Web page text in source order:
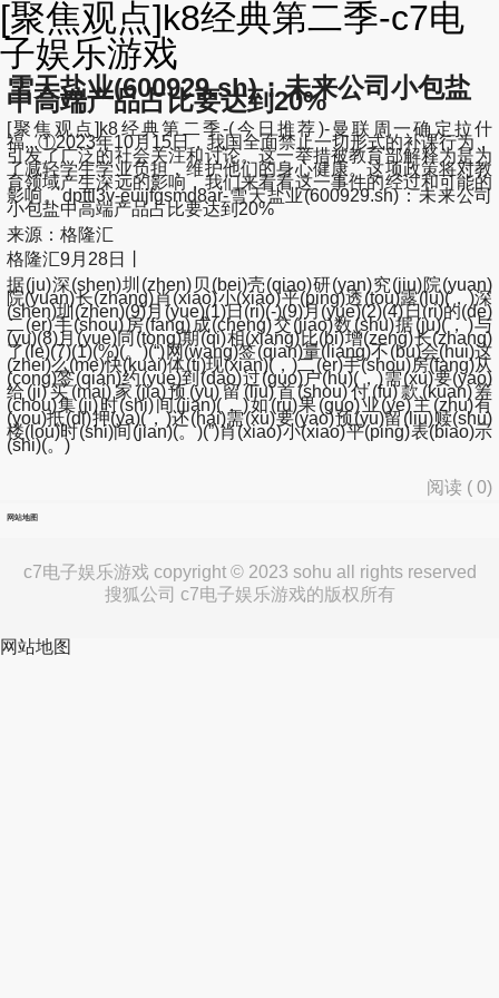
[聚焦观点]k8经典第二季-c7电
子娱乐游戏
雪天盐业(600929.sh)：未来公司小包盐
中高端产品占比要达到20%
[聚焦观点]k8经典第二季-(今日推荐)-曼联周一确定拉什
福...①2023年10月15日，我国全面禁止一切形式的补课行为，
引发了广泛的社会关注和讨论。这一举措被教育部解释为是为
了减轻学生学业负担，维护他们的身心健康。这项政策将对教
育领域产生深远的影响，我们来看看这一事件的经过和可能的
影响。dpftl3v-euijfgsmd8ar-雪天盐业(600929.sh)：未来公司
小包盐中高端产品占比要达到20%
来源：格隆汇
格隆汇9月28日丨
据(ju)深(shen)圳(zhen)贝(bei)壳(qiao)研(yan)究(jiu)院(yuan)
院(yuan)长(zhang)肖(xiao)小(xiao)平(ping)透(tou)露(lu)(，)深
(shen)圳(zhen)(9)月(yue)(1)日(ri)(-)(9)月(yue)(2)(4)日(ri)的(de)
二(er)手(shou)房(fang)成(cheng)交(jiao)数(shu)据(ju)(，)与
(yu)(8)月(yue)同(tong)期(qi)相(xiang)比(bi)增(zeng)长(zhang)
了(le)(7)(1)(%)(。)(“)网(wang)签(qian)量(liang)不(bu)会(hui)这
(zhei)么(me)快(kuai)体(ti)现(xian)(，)二(er)手(shou)房(fang)从
(cong)签(qian)约(yue)到(dao)过(guo)户(hu)(，)需(xu)要(yao)
给(ji)买(mai)家(jia)预(yu)留(liu)首(shou)付(fu)款(kuan)筹
(chou)集(ji)时(shi)间(jian)(，)如(ru)果(guo)业(ye)主(zhu)有
(you)抵(di)押(ya)(，)还(hai)需(xu)要(yao)预(yu)留(liu)赎(shu)
楼(lou)时(shi)间(jian)(。)(”)肖(xiao)小(xiao)平(ping)表(biao)示
(shi)(。)
阅读 (0)
网站地图
c7电子娱乐游戏 copyright © 2023 sohu all rights reserved
搜狐公司 c7电子娱乐游戏的版权所有
网站地图